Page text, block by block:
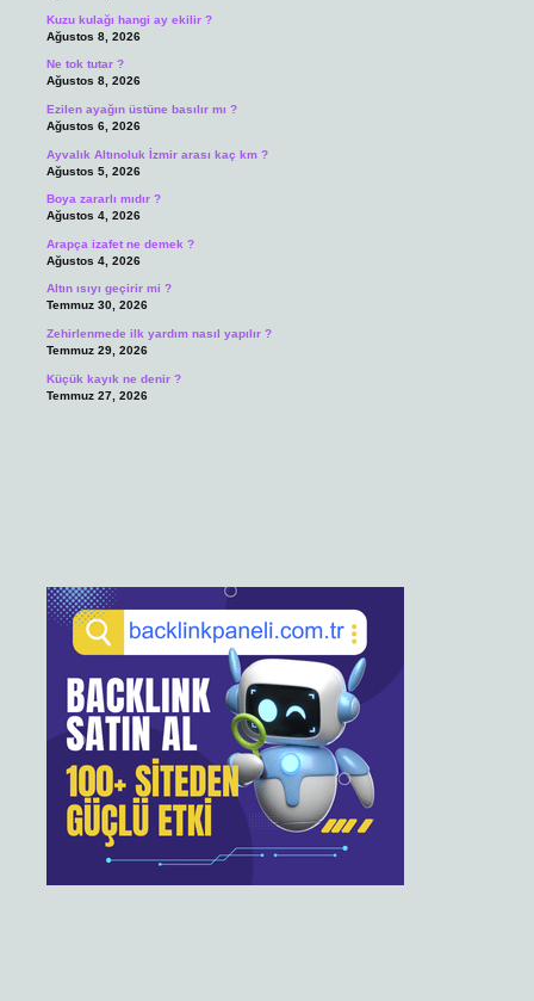
Kuzu kulağı hangi ay ekilir ?
Ağustos 8, 2026
Ne tok tutar ?
Ağustos 8, 2026
Ezilen ayağın üstüne basılır mı ?
Ağustos 6, 2026
Ayvalık Altınoluk İzmir arası kaç km ?
Ağustos 5, 2026
Boya zararlı mıdır ?
Ağustos 4, 2026
Arapça izafet ne demek ?
Ağustos 4, 2026
Altın ısıyı geçirir mi ?
Temmuz 30, 2026
Zehirlenmede ilk yardım nasıl yapılır ?
Temmuz 29, 2026
Küçük kayık ne denir ?
Temmuz 27, 2026